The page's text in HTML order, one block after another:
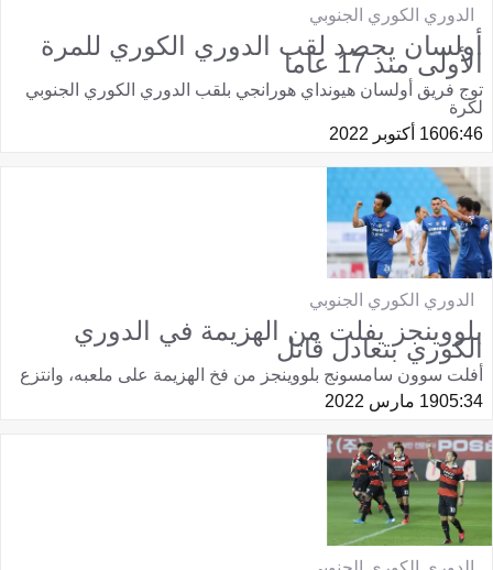
الدوري الكوري الجنوبي
أولسان يحصد لقب الدوري الكوري للمرة
الأولى منذ 17 عاما
توج فريق أولسان هيونداي هورانجي بلقب الدوري الكوري الجنوبي
لكرة
06:4616 أكتوبر 2022
الدوري الكوري الجنوبي
بلووينجز يفلت من الهزيمة في الدوري
الكوري بتعادل قاتل
أفلت سوون سامسونج بلووينجز من فخ الهزيمة على ملعبه، وانتزع
05:3419 مارس 2022